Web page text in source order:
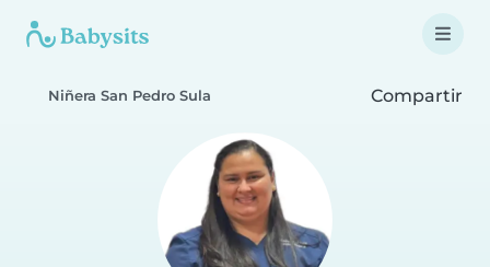
Niñera San Pedro Sula Compartir